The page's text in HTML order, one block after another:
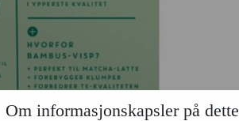
Om informasjonskapsler på dette